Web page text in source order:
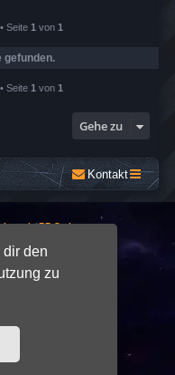
dir den
zu
Seite 1 von 1
gefunden.
Seite 1 von 1
Gehe zu
Kontakt
phpBB Styles
© phpBB Limited